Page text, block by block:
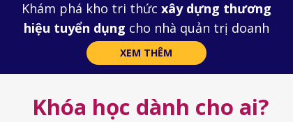
Khám phá kho tri thức xây dựng thương
hiệu tuyển dụng cho nhà quản trị doanh
nghiệp
XEM THÊM
Khóa học dành cho ai?